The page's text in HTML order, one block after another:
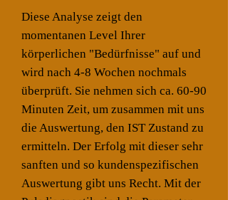
Diese Analyse zeigt den
momentanen Level Ihrer
körperlichen "Bedürfnisse" auf und
wird nach 4-8 Wochen nochmals
überprüft. Sie nehmen sich ca. 60-90
Minuten Zeit, um zusammen mit uns
die Auswertung, den IST Zustand zu
ermitteln. Der Erfolg mit dieser sehr
sanften und so kundenspezifischen
Auswertung gibt uns Recht. Mit der